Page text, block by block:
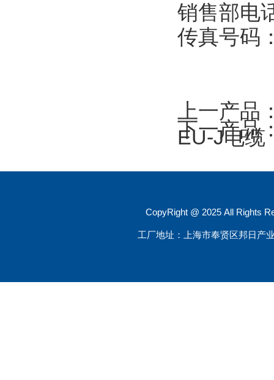
销售部电
传真号码
上一产品
EU-J电缆
下一产品
CopyRight @ 2025 All Rights
工厂地址：上海市奉贤区邦日产